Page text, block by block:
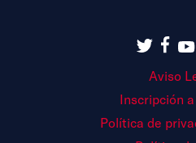
Aviso
Inscripción
Política de